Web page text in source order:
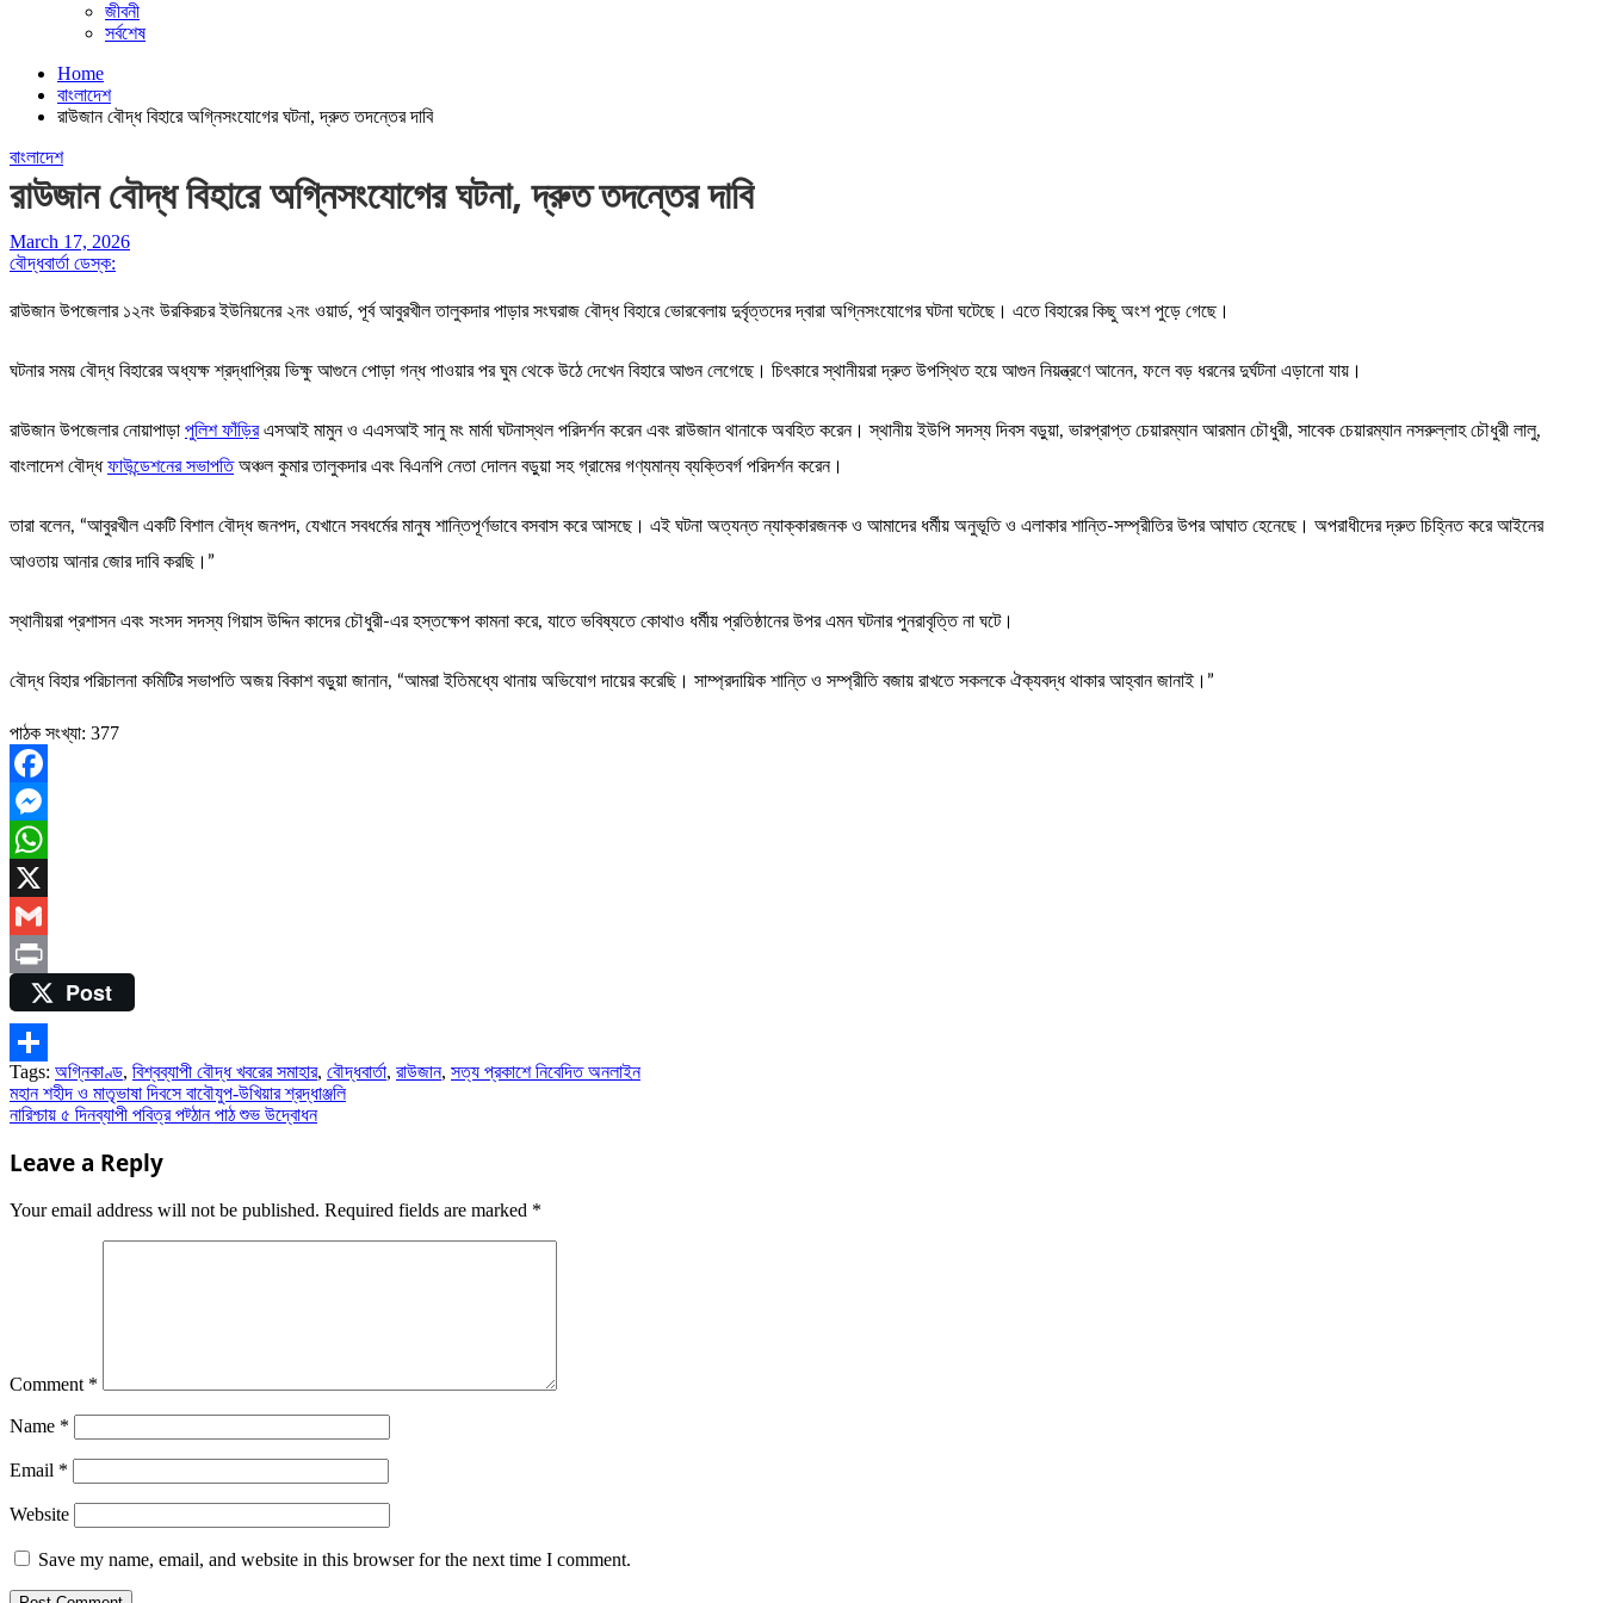
জীবনী
সর্বশেষ
Home
বাংলাদেশ
রাউজান বৌদ্ধ বিহারে অগ্নিসংযোগের ঘটনা, দ্রুত তদন্তের দাবি
বাংলাদেশ
রাউজান বৌদ্ধ বিহারে অগ্নিসংযোগের ঘটনা, দ্রুত তদন্তের দাবি
March 17, 2026
বৌদ্ধবার্তা ডেস্ক:
রাউজান উপজেলার ১২নং উরকিরচর ইউনিয়নের ২নং ওয়ার্ড, পূর্ব আবুরখীল তালুকদার পাড়ার সংঘরাজ বৌদ্ধ বিহারে ভোরবেলায় দুর্বৃত্তদের দ্বারা অগ্নিসংযোগের ঘটনা ঘটেছে। এতে বিহারের কিছু অংশ পুড়ে গেছে।
ঘটনার সময় বৌদ্ধ বিহারের অধ্যক্ষ শ্রদ্ধাপ্রিয় ভিক্ষু আগুনে পোড়া গন্ধ পাওয়ার পর ঘুম থেকে উঠে দেখেন বিহারে আগুন লেগেছে। চিৎকারে স্থানীয়রা দ্রুত উপস্থিত হয়ে আগুন নিয়ন্ত্রণে আনেন, ফলে বড় ধরনের দুর্ঘটনা এড়ানো যায়।
রাউজান উপজেলার নোয়াপাড়া পুলিশ ফাঁড়িরএসআই মামুন ও এএসআই সানু মং মার্মা ঘটনাস্থল পরিদর্শন করেন এবং রাউজান থানাকে অবহিত করেন। স্থানীয় ইউপি সদস্য দিবস বড়ুয়া, ভারপ্রাপ্ত চেয়ারম্যান আরমান চৌধুরী, সাবেক চেয়ারম্যান নসরুল্লাহ চৌধুরী লালু,
বাংলাদেশ বৌদ্ধফাউন্ডেশনের সভাপতিঅঞ্চল কুমার তালুকদার এবং বিএনপি নেতা দোলন বড়ুয়া সহ গ্রামের গণ্যমান্য ব্যক্তিবর্গ পরিদর্শন করেন।
তারা বলেন, “আবুরখীল একটি বিশাল বৌদ্ধ জনপদ, যেখানে সবধর্মের মানুষ শান্তিপূর্ণভাবে বসবাস করে আসছে। এই ঘটনা অত্যন্ত ন্যাক্কারজনক ও আমাদের ধর্মীয় অনুভূতি ও এলাকার শান্তি-সম্প্রীতির উপর আঘাত হেনেছে। অপরাধীদের দ্রুত চিহ্নিত করে আইনের
আওতায় আনার জোর দাবি করছি।”
স্থানীয়রা প্রশাসন এবং সংসদ সদস্য গিয়াস উদ্দিন কাদের চৌধুরী-এর হস্তক্ষেপ কামনা করে, যাতে ভবিষ্যতে কোথাও ধর্মীয় প্রতিষ্ঠানের উপর এমন ঘটনার পুনরাবৃত্তি না ঘটে।
বৌদ্ধ বিহার পরিচালনা কমিটির সভাপতি অজয় বিকাশ বড়ুয়া জানান, “আমরা ইতিমধ্যে থানায় অভিযোগ দায়ের করেছি। সাম্প্রদায়িক শান্তি ও সম্প্রীতি বজায় রাখতে সকলকে ঐক্যবদ্ধ থাকার আহ্বান জানাই।”
পাঠক সংখ্যা: 377
Facebook
Messenger
WhatsApp
X
Gmail
Print
Post
Share
Tags: অগ্নিকাণ্ড, বিশ্বব্যাপী বৌদ্ধ খবরের সমাহার, বৌদ্ধবার্তা, রাউজান, সত্য প্রকাশে নিবেদিত অনলাইন
Post
মহান শহীদ ও মাতৃভাষা দিবসে বাবৌযুপ-উখিয়ার শ্রদ্ধাঞ্জলি
নারিশ্চায় ৫ দিনব্যাপী পবিত্র পট্ঠান পাঠ শুভ উদ্বোধন
Leave a Reply
Your email address will not be published. Required fields are marked *
Comment *
Name *
Email *
Website
Save my name, email, and website in this browser for the next time I comment.